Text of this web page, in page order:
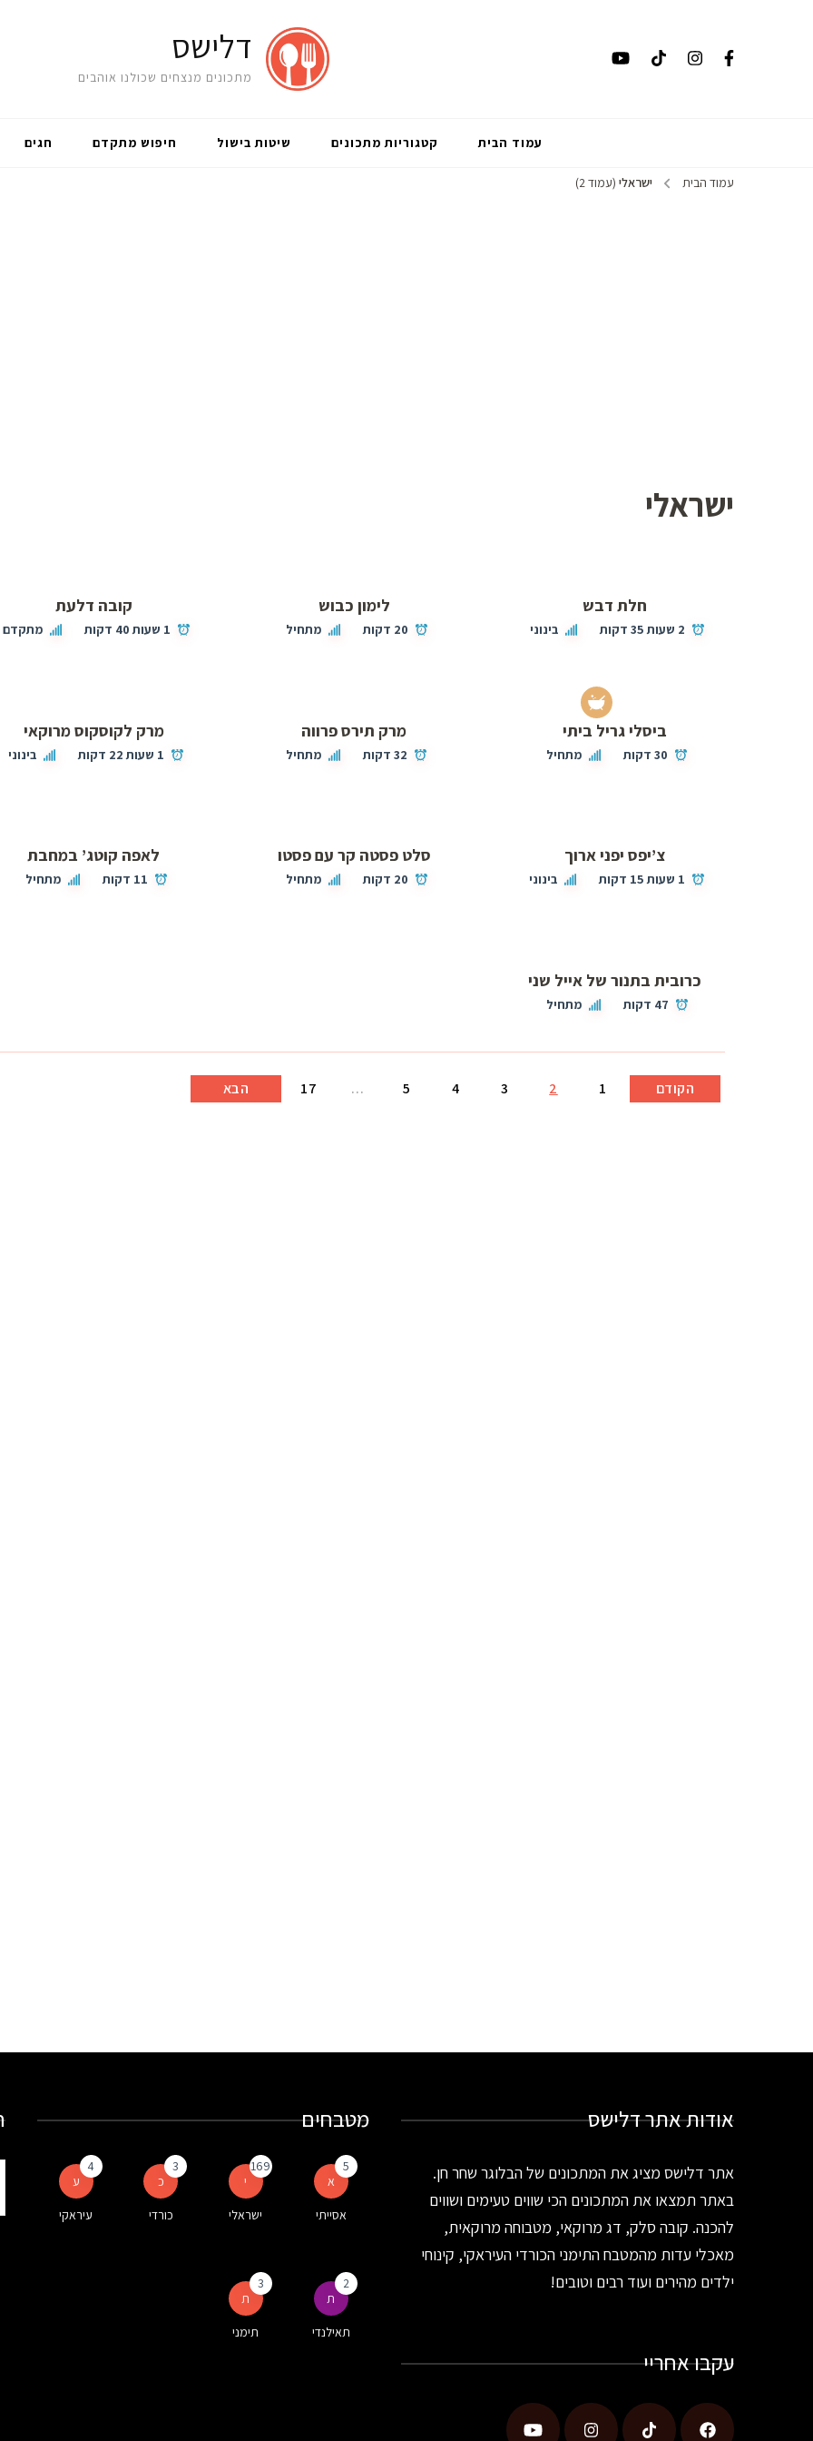
דלישס
מתכונים מנצחים שכולנו אוהבים
עמוד הבית קטגוריות מתכונים שיטות בישול חיפוש מתקדם חגים
עמוד הבית ישראלי (עמוד 2)
ישראלי
חלת דבש
2 שעות 35 דקות בינוני
לימון כבוש
20 דקות מתחיל
קובה דלעת
1 שעות 40 דקות מתקדם
ביסלי גריל ביתי
30 דקות מתחיל
מרק תירס פרווה
32 דקות מתחיל
מרק לקוסקוס מרוקאי
1 שעות 22 דקות בינוני
צ’יפס יפני ארוך
1 שעות 15 דקות בינוני
סלט פסטה קר עם פסטו
20 דקות מתחיל
לאפה קוטג’ במחבת
11 דקות מתחיל
כרובית בתנור של אייל שני
47 דקות מתחיל
הקודם 1
2
3
4
5
…
17 הבא
אודות אתר דלישס
אתר דלישס מציג את המתכונים של הבלוגר שחר חן.
באתר תמצאו את המתכונים הכי שווים טעימים ושווים
להכנה. קובה סלק, דג מרוקאי, מטבוחה מרוקאית,
מאכלי עדות מהמטבח התימני הכורדי העיראקי, קינוחי
ילדים מהירים ועוד רבים וטובים!
עקבו אחריי
מטבחים
א
5
אסייתי
י
169
ישראלי
כ
3
כורדי
ע
4
עיראקי
ת
2
תאילנדי
ת
3
תימני